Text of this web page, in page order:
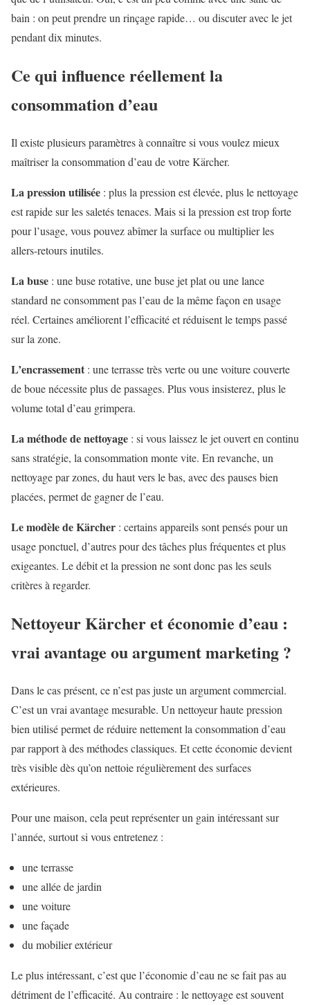
bain : on peut prendre un rinçage rapide… ou discuter avec le jet
pendant dix minutes.
Ce qui influence réellement la
consommation d’eau
Il existe plusieurs paramètres à connaître si vous voulez mieux
maîtriser la consommation d’eau de votre Kärcher.
La pression utilisée : plus la pression est élevée, plus le nettoyage
est rapide sur les saletés tenaces. Mais si la pression est trop forte
pour l’usage, vous pouvez abîmer la surface ou multiplier les
allers-retours inutiles.
La buse : une buse rotative, une buse jet plat ou une lance
standard ne consomment pas l’eau de la même façon en usage
réel. Certaines améliorent l’efficacité et réduisent le temps passé
sur la zone.
L’encrassement : une terrasse très verte ou une voiture couverte
de boue nécessite plus de passages. Plus vous insisterez, plus le
volume total d’eau grimpera.
La méthode de nettoyage : si vous laissez le jet ouvert en continu
sans stratégie, la consommation monte vite. En revanche, un
nettoyage par zones, du haut vers le bas, avec des pauses bien
placées, permet de gagner de l’eau.
Le modèle de Kärcher : certains appareils sont pensés pour un
usage ponctuel, d’autres pour des tâches plus fréquentes et plus
exigeantes. Le débit et la pression ne sont donc pas les seuls
critères à regarder.
Nettoyeur Kärcher et économie d’eau :
vrai avantage ou argument marketing ?
Dans le cas présent, ce n’est pas juste un argument commercial.
C’est un vrai avantage mesurable. Un nettoyeur haute pression
bien utilisé permet de réduire nettement la consommation d’eau
par rapport à des méthodes classiques. Et cette économie devient
très visible dès qu’on nettoie régulièrement des surfaces
extérieures.
Pour une maison, cela peut représenter un gain intéressant sur
l’année, surtout si vous entretenez :
une terrasse
une allée de jardin
une voiture
une façade
du mobilier extérieur
Le plus intéressant, c’est que l’économie d’eau ne se fait pas au
détriment de l’efficacité. Au contraire : le nettoyage est souvent